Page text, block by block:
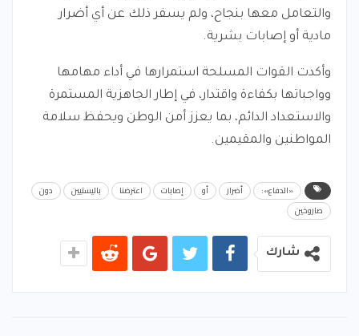
والتعامل معها بنجاح، ولم يسفر ذلك عن أي أضرار
مادية أو إصابات بشرية.
وأكدت القوات المسلحة استمرارها في أداء مهامها
وواجباتها بكفاءة واقتدار، في إطار الجاهزية المستمرة
والاستعداد الدائم، بما يعزز أمن الوطن ويحفظ سلامة
المواطنين والمقيمين.
«الدفاع»: أضرار أو إصابات اعترضنا باليستيين
دون
صاروخين
شارك